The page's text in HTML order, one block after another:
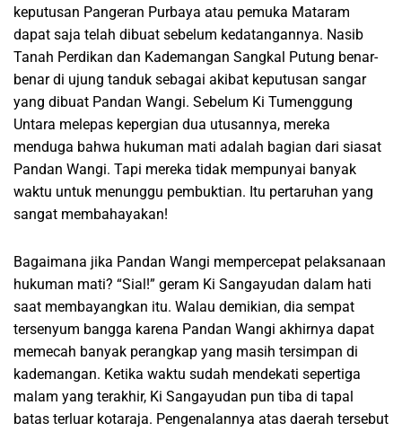
keputusan Pangeran Purbaya atau pemuka Mataram
dapat saja telah dibuat sebelum kedatangannya. Nasib
Tanah Perdikan dan Kademangan Sangkal Putung benar-
benar di ujung tanduk sebagai akibat keputusan sangar
yang dibuat Pandan Wangi. Sebelum Ki Tumenggung
Untara melepas kepergian dua utusannya, mereka
menduga bahwa hukuman mati adalah bagian dari siasat
Pandan Wangi. Tapi mereka tidak mempunyai banyak
waktu untuk menunggu pembuktian. Itu pertaruhan yang
sangat membahayakan!
Bagaimana jika Pandan Wangi mempercepat pelaksanaan
hukuman mati? “Sial!” geram Ki Sangayudan dalam hati
saat membayangkan itu. Walau demikian, dia sempat
tersenyum bangga karena Pandan Wangi akhirnya dapat
memecah banyak perangkap yang masih tersimpan di
kademangan. Ketika waktu sudah mendekati sepertiga
malam yang terakhir, Ki Sangayudan pun tiba di tapal
batas terluar kotaraja. Pengenalannya atas daerah tersebut